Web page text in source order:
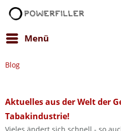
Menü
Blog
Aktuelles aus der Welt der
Tabakindustrie!